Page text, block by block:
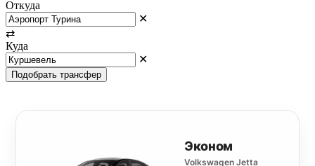
Откуда
✕
⇄
Куда
✕
Подобрать трансфер
Эконом
Volkswagen Jetta